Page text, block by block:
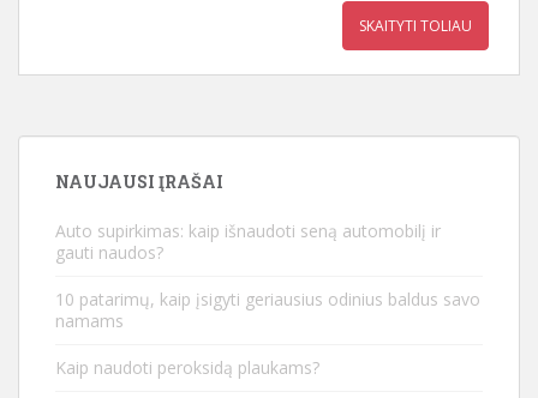
SKAITYTI TOLIAU
NAUJAUSI ĮRAŠAI
Auto supirkimas: kaip išnaudoti seną automobilį ir
gauti naudos?
10 patarimų, kaip įsigyti geriausius odinius baldus savo
namams
Kaip naudoti peroksidą plaukams?